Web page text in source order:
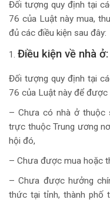
Đối tượng quy định tại
76 của Luật này mua,
đủ các điều kiện sau đây:
Điều kiện về nhà ở:
Đối tượng quy định tại
76 của Luật này để được
– Chưa có nhà ở thuộc
trực thuộc Trung ương
hội đó,
– Chưa được mua hoặc
– Chưa được hưởng
thức tại tỉnh, thành phố